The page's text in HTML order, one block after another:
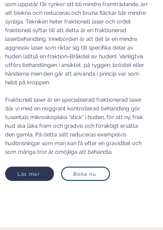
som uppstår får rynkor att bli mindre framträdande, ärr
att blekna och reduceras och bruna fläckar blir mindre
synliga. Tekniken heter fraktionell laser och ordet
fraktionell syftar till att detta är en fraktionerad
laserbehandling. Innebörden är att det är en mindre
aggressiv laser som riktar sig till specifika delar av
huden (alltså en fraktion=Bråkdel av huden). Vanligtvis
utförs behandlingen i ansiktet, på ryggen, bröstet eller
händerna men den går att använda i princip var som
helst på kroppen.
Fraktionell laser är en specialiserad fraktionerad laser
där vi med en noggrant kontrollerad behandling gör
tusentals mikroskopiska “stick” i huden, för att ny, frisk
hud ska läka fram och gradvis och försiktigt ersätta
den gamla. På detta sätt reduceras exempelvis
hudbrisningar som man kan få efter en graviditet och
som många tror är omöjliga att behandla.
Läs mer Boka nu